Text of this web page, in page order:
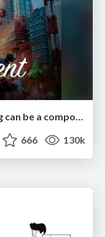
ReactJS: Keep Simple. Everything can be a component!
666 130k